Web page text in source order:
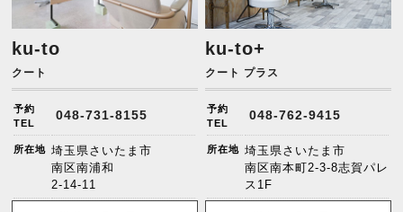
ku-to
クート
予約
TEL
048-731-8155
所在地 埼玉県さいたま市
南区南浦和
2-14-11
ku-to+
クート プラス
予約
TEL
048-762-9415
所在地 埼玉県さいたま市
南区南本町2-3-8志賀パレ
ス1F